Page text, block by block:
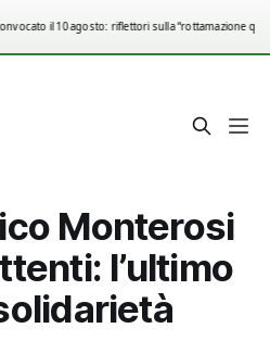
il 10 agosto: riflettori sulla “rottamazione
Monterosi
l’ultimo